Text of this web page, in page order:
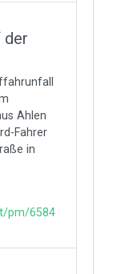
der
Ahlen
Fahrer
in
pm/6584